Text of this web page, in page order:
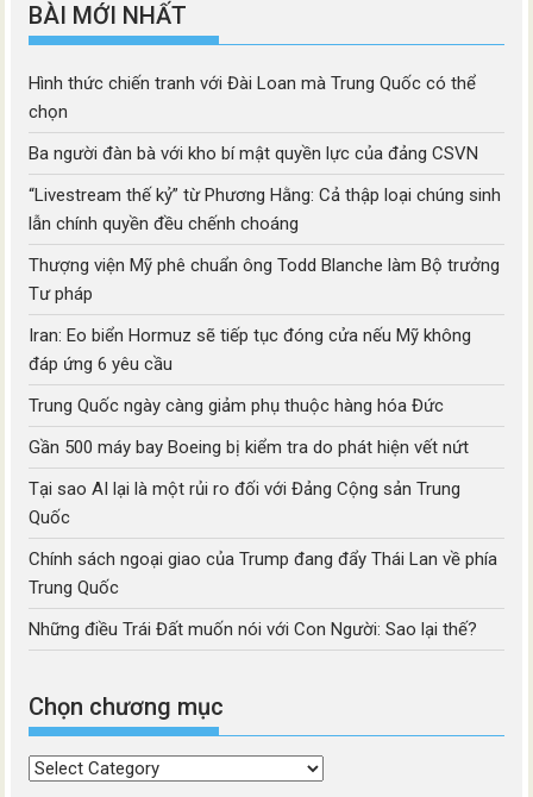
BÀI MỚI NHẤT
Hình thức chiến tranh với Đài Loan mà Trung Quốc có thể
chọn
Ba người đàn bà với kho bí mật quyền lực của đảng CSVN
“Livestream thế kỷ” từ Phương Hằng: Cả thập loại chúng sinh
lẫn chính quyền đều chếnh choáng
Thượng viện Mỹ phê chuẩn ông Todd Blanche làm Bộ trưởng
Tư pháp
Iran: Eo biển Hormuz sẽ tiếp tục đóng cửa nếu Mỹ không
đáp ứng 6 yêu cầu
Trung Quốc ngày càng giảm phụ thuộc hàng hóa Đức
Gần 500 máy bay Boeing bị kiểm tra do phát hiện vết nứt
Tại sao AI lại là một rủi ro đối với Đảng Cộng sản Trung
Quốc
Chính sách ngoại giao của Trump đang đẩy Thái Lan về phía
Trung Quốc
Những điều Trái Đất muốn nói với Con Người: Sao lại thế?
Chọn chương mục
Chọn